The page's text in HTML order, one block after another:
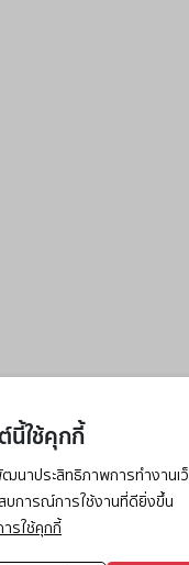
ต์นี้ใช้คุกกี้
นาประสิทธิภาพการทำงานเว็
บการณ์การใช้งานที่ดียิ่งขึ้น
ารใช้คุกกี้
aclient-side
(see the browser
information).